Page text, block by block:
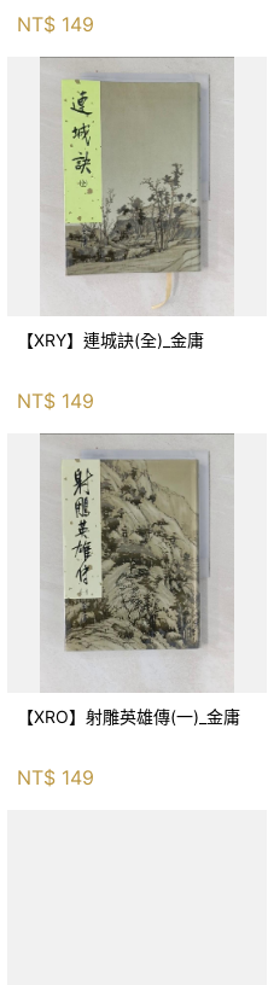
NT$ 149
【XRY】連城訣(全)_金庸
NT$ 149
【XRO】射雕英雄傳(一)_金庸
NT$ 149